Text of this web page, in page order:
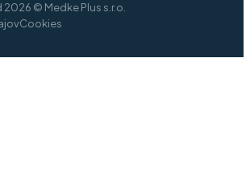
© Medke Plus s.r.o.
Cookies